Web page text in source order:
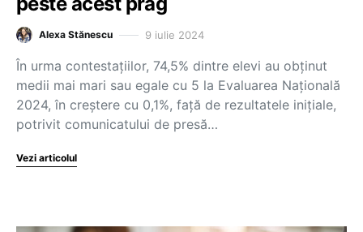
Alexa Stănescu 9 iulie 2024
În urma contestațiilor, 74,5% dintre elevi au obținut
medii mai mari sau egale cu 5 la Evaluarea Națională
2024, în creștere cu 0,1%, față de rezultatele inițiale,
potrivit comunicatului de presă…
Vezi articolul